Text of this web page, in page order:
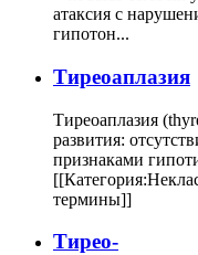
атаксия с
гипотон...
Тиреоаплазия
Тиреоаплазия
развития:
признаками
термины]]
Тирео-